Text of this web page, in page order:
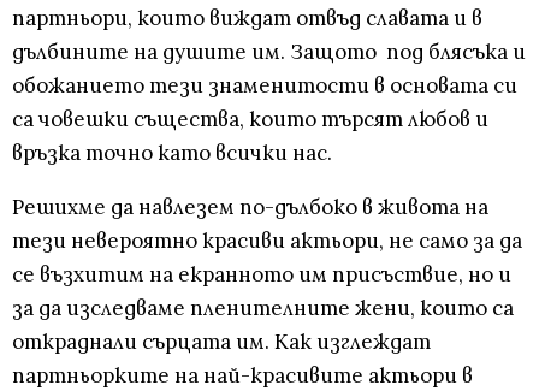
партньори, които виждат отвъд славата и в
дълбините на душите им. Защото под блясъка и
обожанието тези знаменитости в основата си
са човешки същества, които търсят любов и
връзка точно като всички нас.
Решихме да навлезем по-дълбоко в живота на
тези невероятно красиви актьори, не само за да
се възхитим на екранното им присъствие, но и
за да изследваме пленителните жени, които са
откраднали сърцата им. Как изглеждат
партньорките на най-красивите актьори в